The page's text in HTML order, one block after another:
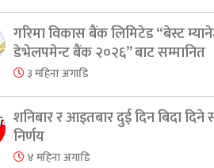
गरिमा विकास बैंक लिमिटेड “बेस्ट
डेभेलपमेन्ट बैंक २०२६” बाट सम्मानित
३ महिना अगाडि
शनिबार र आइतबार दुई दिन बिदा दिने
निर्णय
४ महिना अगाडि